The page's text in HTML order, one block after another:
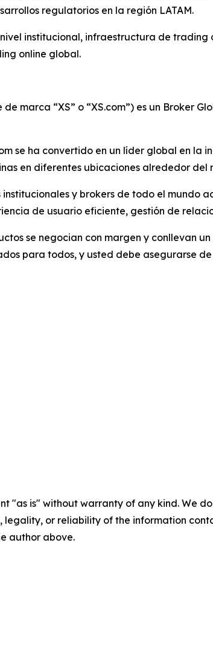
regulatorios en la región LATAM.
institucional, infraestructura de
online global.
de marca “XS” o “XS.com”) es un
se ha convertido en un líder global en la
en diferentes ubicaciones alrededor del
institucionales y brokers de todo el
de usuario eficiente, gestión de
se negocian con margen y conllevan
para todos, y usted debe asegurarse
"as is" without warranty of any kind. We
legality, or reliability of the information
author above.